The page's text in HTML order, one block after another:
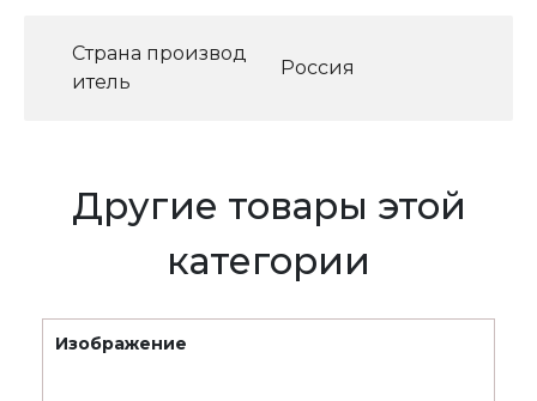
Страна производ
итель
Россия
Другие товары этой
категории